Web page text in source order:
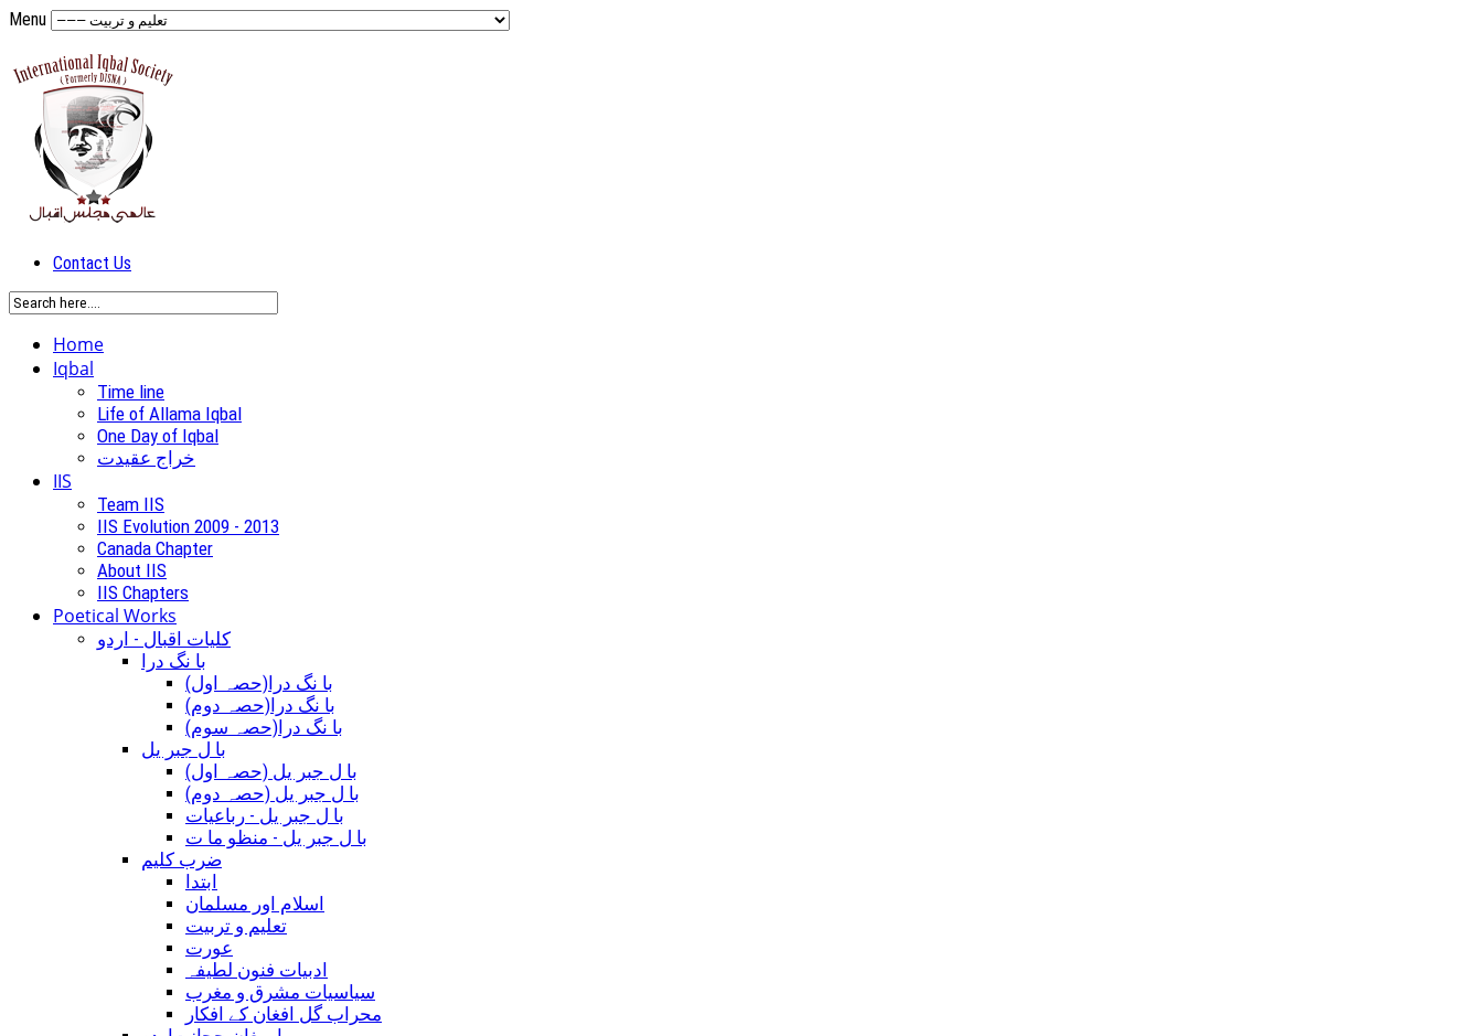
Menu
Contact Us
Home
Iqbal
Time line
Life of Allama Iqbal
One Day of Iqbal
خراج عقیدت
IIS
Team IIS
IIS Evolution 2009 - 2013
Canada Chapter
About IIS
IIS Chapters
Poetical Works
کلیات اقبال - اردو
با نگ درا
(با نگ درا(حصہ اول
(با نگ درا(حصہ دوم
(با نگ درا(حصہ سوم
با ل جبر یل
(با ل جبر یل (حصہ اول
(با ل جبر یل (حصہ دوم
با ل جبر یل - رباعيات
با ل جبر یل - منظو ما ت
ضرب کلیم
ابتدا
اسلام اور مسلمان
تعلیم و تربیت
عورت
ادبیات فنون لطیفہ
سیاسیات مشرق و مغرب
محراب گل افغان کے افکار